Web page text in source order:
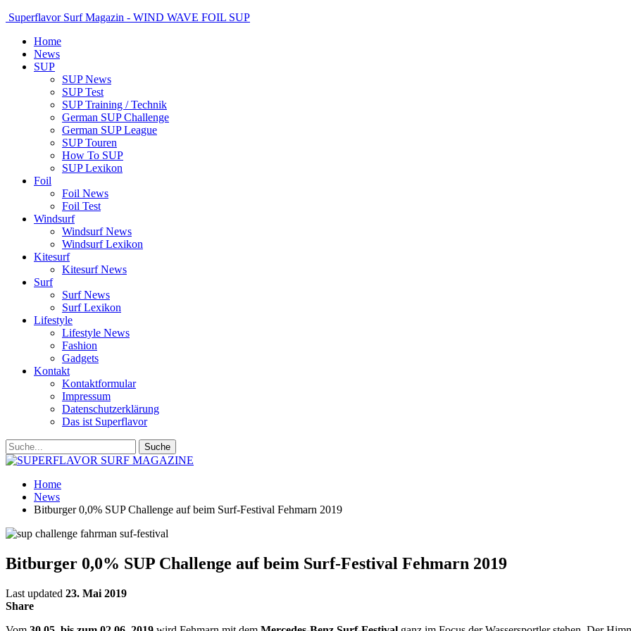
Superflavor Surf Magazin - WIND WAVE FOIL SUP
Home
News
SUP
SUP News
SUP Test
SUP Training / Technik
German SUP Challenge
German SUP League
SUP Touren
How To SUP
SUP Lexikon
Foil
Foil News
Foil Test
Windsurf
Windsurf News
Windsurf Lexikon
Kitesurf
Kitesurf News
Surf
Surf News
Surf Lexikon
Lifestyle
Lifestyle News
Fashion
Gadgets
Kontakt
Kontaktformular
Impressum
Datenschutzerklärung
Das ist Superflavor
Home
News
Bitburger 0,0% SUP Challenge auf beim Surf-Festival Fehmarn 2019
Bitburger 0,0% SUP Challenge auf beim Surf-Festival Fehmarn 2019
Last updated 23. Mai 2019
Share